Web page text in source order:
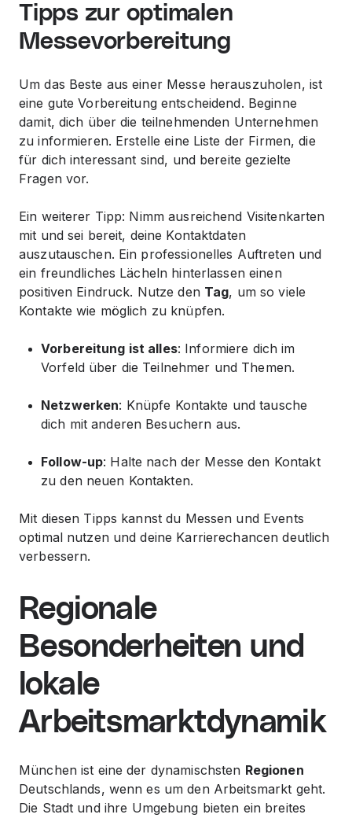
Tipps zur optimalen
Messevorbereitung
Um das Beste aus einer Messe herauszuholen, ist
eine gute Vorbereitung entscheidend. Beginne
damit, dich über die teilnehmenden Unternehmen
zu informieren. Erstelle eine Liste der Firmen, die
für dich interessant sind, und bereite gezielte
Fragen vor.
Ein weiterer Tipp: Nimm ausreichend Visitenkarten
mit und sei bereit, deine Kontaktdaten
auszutauschen. Ein professionelles Auftreten und
ein freundliches Lächeln hinterlassen einen
positiven Eindruck. Nutze den Tag, um so viele
Kontakte wie möglich zu knüpfen.
Vorbereitung ist alles: Informiere dich im
Vorfeld über die Teilnehmer und Themen.
Netzwerken: Knüpfe Kontakte und tausche
dich mit anderen Besuchern aus.
Follow-up: Halte nach der Messe den Kontakt
zu den neuen Kontakten.
Mit diesen Tipps kannst du Messen und Events
optimal nutzen und deine Karrierechancen deutlich
verbessern.
Regionale
Besonderheiten und
lokale
Arbeitsmarktdynamik
München ist eine der dynamischsten Regionen
Deutschlands, wenn es um den Arbeitsmarkt geht.
Die Stadt und ihre Umgebung bieten ein breites